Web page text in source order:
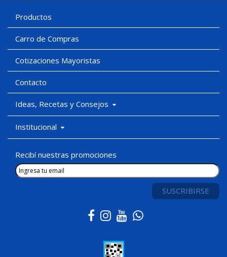
Productos
Carro de Compras
Cotizaciones Mayoristas
Contacto
Ideas, Recetas y Consejos
Institucional
Recibí nuestras promociones